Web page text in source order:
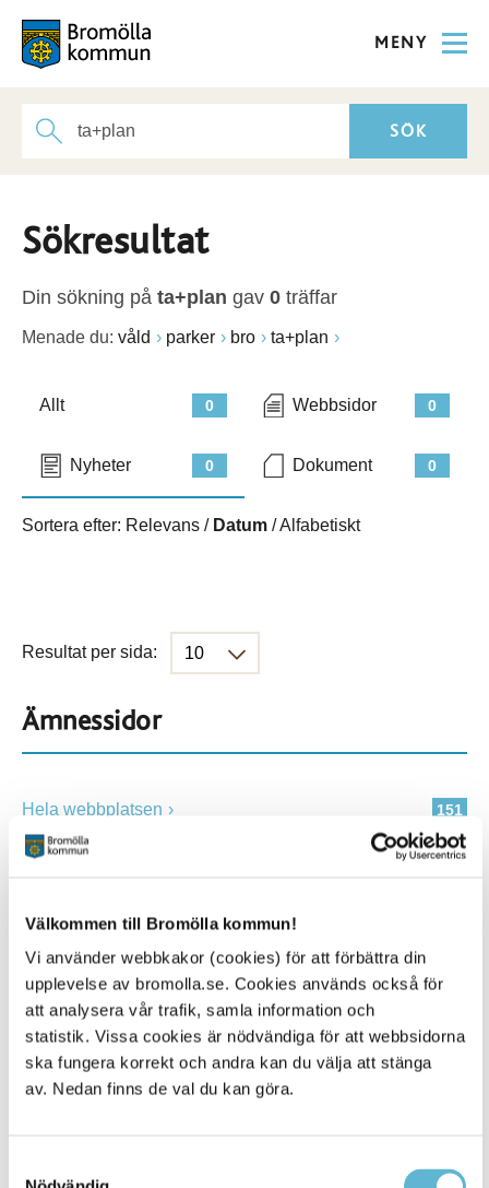
Välkommen till Bromölla kommun!
Vi använder webbkakor (cookies) för att förbättra din
upplevelse av bromolla.se. Cookies används också för
att analysera vår trafik, samla information och
statistik. Vissa cookies är nödvändiga för att webbsidorna
ska fungera korrekt och andra kan du välja att stänga
av. Nedan finns de val du kan göra.
MENY
Sökresultat
Din sökning på ta+plan gav 0 träffar
Menade du: våld parker bro ta+plan
0
Allt 0
Webbsidor
0
Nyheter 0
Dokument
Sortera efter: Relevans / Datum /Alfabetiskt
Resultat per sida:
Ämnessidor
151
Hela webbplatsen
Alla platser